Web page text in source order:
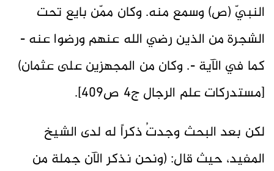
النبيّ (ص) وسمع منه. وكان ممّن بايع تحت
الشجرة من الذين رضي الله عنهم ورضوا عنه -
كما في الآية -. وكان من المجهزين على عثمان)
[مستدركات علم الرجال ج4 ص409].
لكن بعد البحث وجدتُ ذكراً له لدى الشيخ
المفيد، حيث قال: (ونحن نذكر الآن جملة من